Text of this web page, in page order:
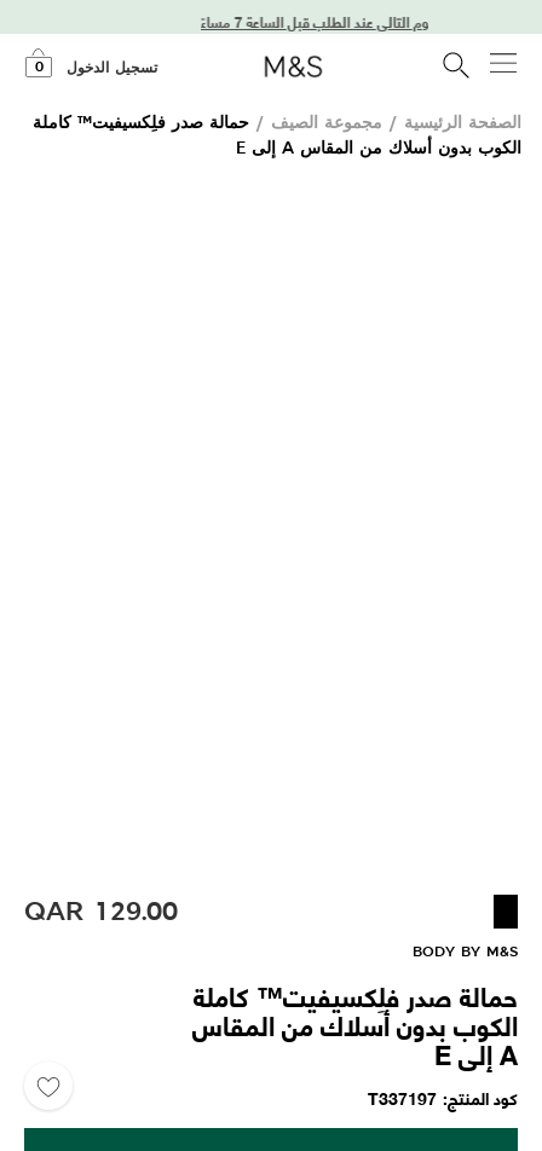
توصيل في اليوم التالي عند الطلب قبل الساعة 7 مساءً
تسجيل الدخول 0
الصفحة الرئيسية / مجموعة الصيف / حمالة صدر فلِكسيفيت™ كاملة
الكوب بدون أسلاك من المقاس A إلى E
QAR 129.00
BODY BY M&S
حمالة صدر فلِكسيفيت™ كاملة
الكوب بدون أسلاك من المقاس
A إلى E
كود المنتج T337197